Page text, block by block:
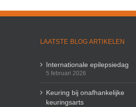
LAATSTE BLOG ARTIKELEN
Internationale epilepsiedag
5 februari 2026
Keuring bij onafhankelijke
keuringsarts